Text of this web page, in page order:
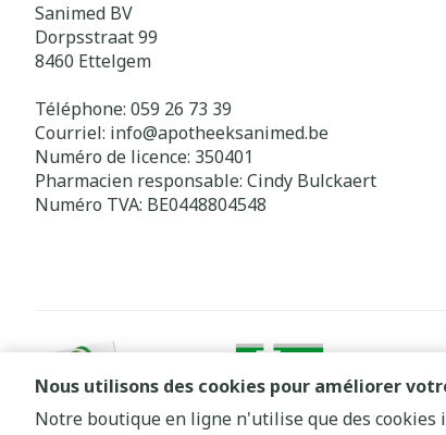
Nous utilisons des cookies pour améliorer
Notre boutique en ligne n'utilise que des
Sanimed BV
Dorpsstraat 99
8460 Ettelgem
Téléphone: 059 26 73 39
Courriel: info@apotheeksanimed.be
Numéro de licence: 350401
Pharmacien responsable: Cindy Bulckaert
Numéro TVA: BE0448804548